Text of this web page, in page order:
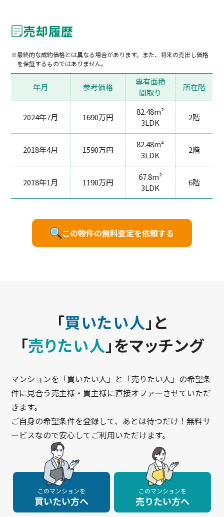
売却履歴
最終的な成約価格とは異なる場合があります。また、将来の売出し価格
を保証するものではありません。
年月 参考価格
専有面積
間取り
所在階
2024年7月 1690万円
82.48m²
3LDK
2階
2018年4月 1590万円
82.48m²
3LDK
2階
2018年1月 1190万円
67.8m²
3LDK
6階
この物件の無料査定を依頼する
「買いたい人」と
「売りたい人」をマッチング
マンションを「買いたい人」と「売りたい人」の希望条
件に見合う売主様・買主様に直接オファーさせていただ
きます。
ご自身の希望条件を登録して、あとは待つだけ！無料サ
ービスなので安心してご利用いただけます。
このマンションを
買いたい方へ
このマンションを
売りたい方へ